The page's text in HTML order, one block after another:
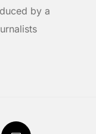
by a